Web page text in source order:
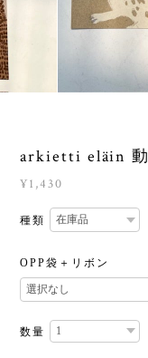
arkietti eläin
¥1,430
種類
OPP袋＋リボン
数量